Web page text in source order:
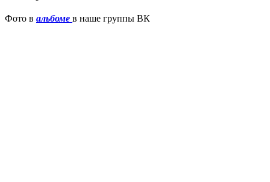
Фото в альбоме в наше группы ВК